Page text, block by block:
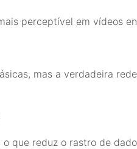
perceptível em vídeos
mas a verdadeira
que reduz o rastro de